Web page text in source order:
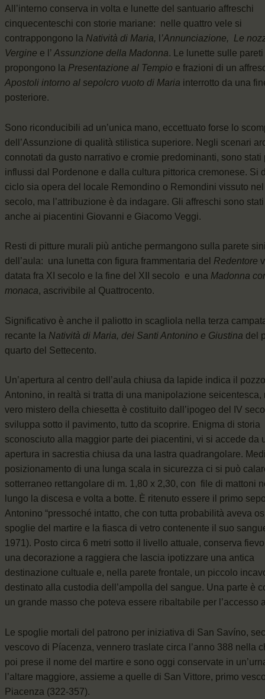
All’interno conserva in volta e lunette del santuario affreschi
cinquecenteschi con storie mariane: nelle quattro vele si
contrappongono la Natività di Maria, ’Annunciazione, Le
Vergine e l’ Assunzione della Madonna. Le lunette sulle
propongono la Presentazione al Tempio e frazioni di un
Apostoli intorno al sepolcro vuoto di Maria interrotto da una
posteriore.
Sono riconducibili ad un’unica mano, eccettuato forse lo
dell’Assunzione di qualità stilistica superiore. Negli scenari
connotati da gusto narrativo e cromie predominanti, sono stati
influssi dal Pordenone e dalla cultura pittorica cremonese. Si
ciclo sia opera del locale Remondino o Remondini vissuto
secolo, ma l’attribuzione è da indagare. Gli affreschi sono
anche ai piacentini Giovanni e Giacomo Veggi.
Resti di pitture murali più antiche permangono sulla parete
dell’aula: una lunetta con figura frammentaria del Redentore
datata fra XI secolo e la fine del XII secolo e una Madonna
monaca, ascrivibile al Quattrocento.
Significativo è anche il paliotto in scagliola nella terza
recante la Natività di Maria, dei Santi Antonino e Giustina del
quarto del Settecento.
Un’apertura al centro dell’aula chiusa da lapide indica il
Antonino, in realtà si tratta di una manipolazione seicentesca,
vero mistero della chiesetta è costituito dall’ipogeo del IV
sviluppa sotto il pavimento, tutto da scoprire. Enigma di storia
sconosciuto alla maggior parte dei piacentini, vi si accede da
apertura in sacrestia chiusa da una lastra quadrangolare.
posizionamento di una lunga scala in sicurezza ci si può
sotterraneo rettangolare di m. 1,80 x 2,30, con file di mattoni
lungo la discesa e volta a botte. È ritenuto essere il primo
Antonino “pressoché intatto, che con tutta probabilità aveva
spoglie del martire e la fiasca di vetro contenente il suo
1971). Posto circa 6 metri sotto il livello attuale, conserva
una decorazione a raggiera che lascia ipotizzare una antica
destinazione cultuale e, nella parete frontale, un piccolo
destinato alla custodia dell’ampolla del sangue. Una parte è
un grande masso che poteva essere ribaltabile per l’accesso
Le spoglie mortali del patrono per iniziativa di San Savíno,
vescovo di Píacenza, vennero traslate circa l’anno 388 nella
poi prese il nome del martire e sono oggi conservate in
l’altare maggiore, assieme a quelle di San Vittore, primo
Piacenza (322-357).